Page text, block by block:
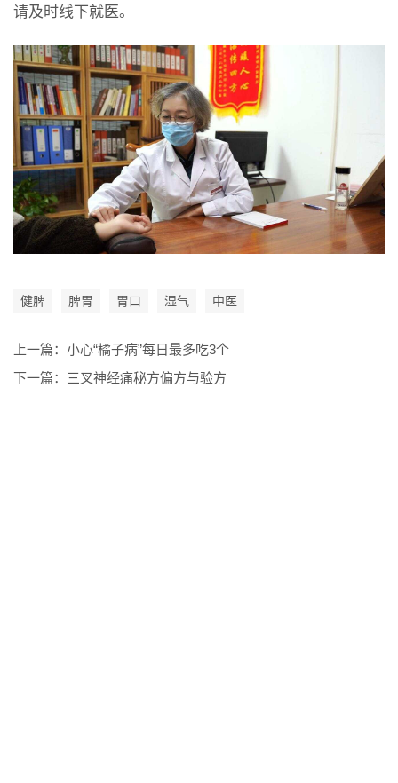
请及时线下就医。
健脾 脾胃 胃口 湿气 中医
上一篇： 小心“橘子病”每日最多吃3个
下一篇： 三叉神经痛秘方偏方与验方